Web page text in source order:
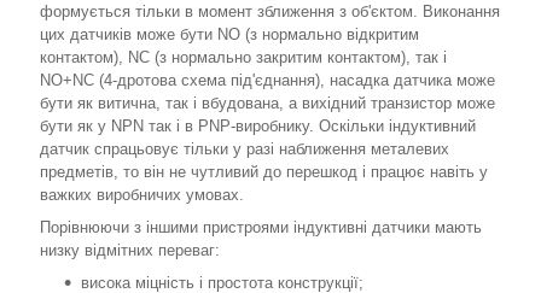
формується тільки в момент зближення з об'єктом. Виконання
цих датчиків може бути NO (з нормально відкритим
контактом), NC (з нормально закритим контактом), так і
NO+NC (4-дротова схема під'єднання), насадка датчика може
бути як витична, так і вбудована, а вихідний транзистор може
бути як у NPN так і в PNP-виробнику. Оскільки індуктивний
датчик спрацьовує тільки у разі наближення металевих
предметів, то він не чутливий до перешкод і працює навіть у
важких виробничих умовах.
Порівнюючи з іншими пристроями індуктивні датчики мають
низку відмітних переваг:
висока міцність і простота конструкції;